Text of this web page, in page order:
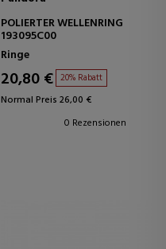
POLIERTER WELLENRING
193095C00
Ringe
20,80 € 20% Rabatt
Normal Preis 26,00 €
0 Rezensionen